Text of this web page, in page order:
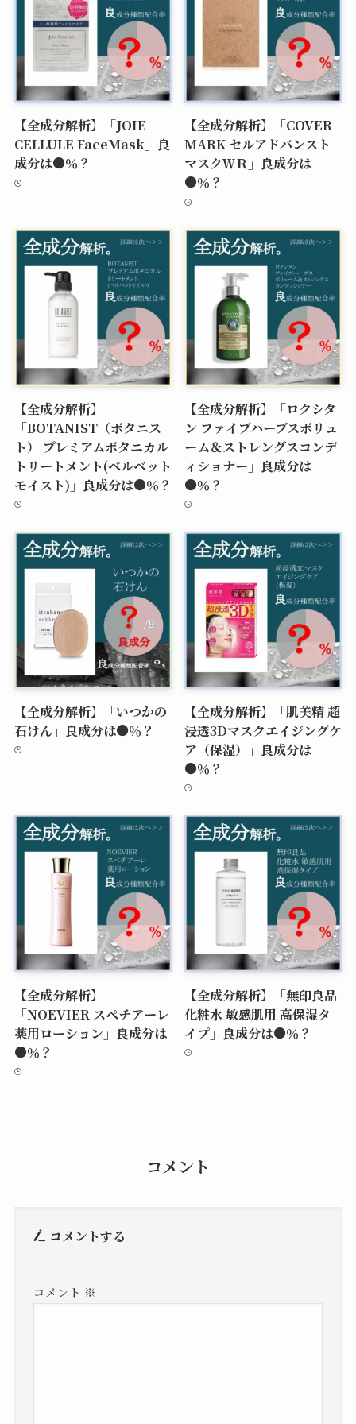
【全成分解析】「JOIE
CELLULE FaceMask」良
成分は●％？
【全成分解析】「COVER
MARK セルアドバンスト
マスクＷＲ」良成分は
●％？
【全成分解析】
「BOTANIST（ボタニス
ト） プレミアムボタニカル
トリートメント(ベルベット
モイスト)」良成分は●％？
【全成分解析】「ロクシタ
ン ファイブハーブスボリュ
ーム＆ストレングスコンデ
ィショナー」良成分は
●％？
【全成分解析】「いつかの
石けん」良成分は●％？
【全成分解析】「肌美精 超
浸透3Dマスクエイジングケ
ア（保湿）」良成分は
●％？
【全成分解析】
「NOEVIER スペチアーレ
薬用ローション」良成分は
●％？
【全成分解析】「無印良品
化粧水 敏感肌用 高保湿タ
イプ」良成分は●％？
コメント
コメントする
コメント ※